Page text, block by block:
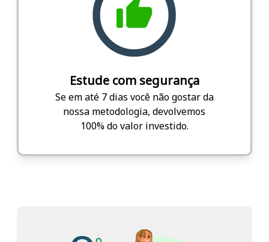
Estude com segurança
Se em até 7 dias você não gostar da
nossa metodologia, devolvemos
100% do valor investido.